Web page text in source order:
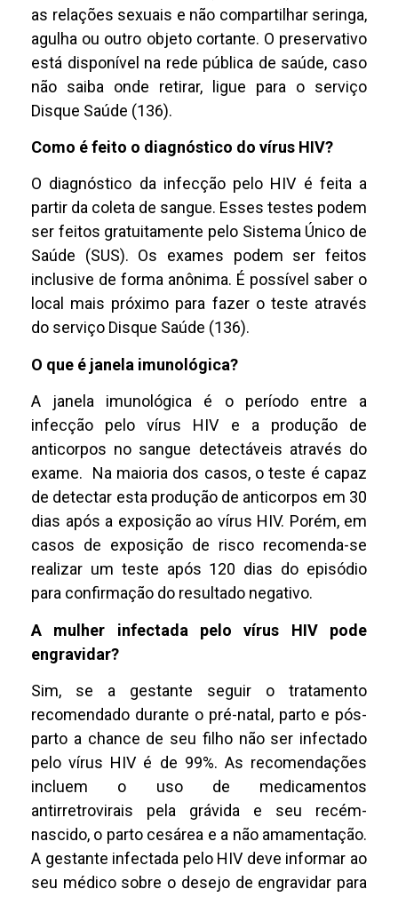
as relações sexuais e não compartilhar seringa,
agulha ou outro objeto cortante. O preservativo
está disponível na rede pública de saúde, caso
não saiba onde retirar, ligue para o serviço
Disque Saúde (136).
Como é feito o diagnóstico do vírus HIV?
O diagnóstico da infecção pelo HIV é feita a
partir da coleta de sangue. Esses testes podem
ser feitos gratuitamente pelo Sistema Único de
Saúde (SUS). Os exames podem ser feitos
inclusive de forma anônima. É possível saber o
local mais próximo para fazer o teste através
do serviço Disque Saúde (136).
O que é janela imunológica?
A janela imunológica é o período entre a
infecção pelo vírus HIV e a produção de
anticorpos no sangue detectáveis através do
exame. Na maioria dos casos, o teste é capaz
de detectar esta produção de anticorpos em 30
dias após a exposição ao vírus HIV. Porém, em
casos de exposição de risco recomenda-se
realizar um teste após 120 dias do episódio
para confirmação do resultado negativo.
A mulher infectada pelo vírus HIV pode
engravidar?
Sim, se a gestante seguir o tratamento
recomendado durante o pré-natal, parto e pós-
parto a chance de seu filho não ser infectado
pelo vírus HIV é de 99%. As recomendações
incluem o uso de medicamentos
antirretrovirais pela grávida e seu recém-
nascido, o parto cesárea e a não amamentação.
A gestante infectada pelo HIV deve informar ao
seu médico sobre o desejo de engravidar para